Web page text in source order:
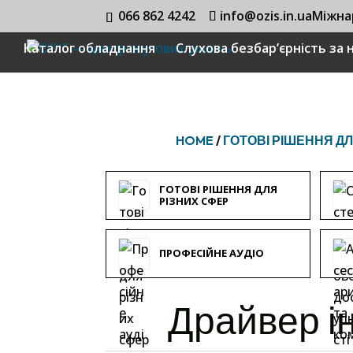
066 862 4242 info@ozis.in.ua
Каталог обладнання
Слухова безбар’єрність
HOME / ГОТОВІ РІШЕННЯ
ГОТОВІ РІШЕННЯ ДЛЯ
РІЗНИХ СФЕР
ПРОФЕСІЙНЕ АУДІО
Драйвер